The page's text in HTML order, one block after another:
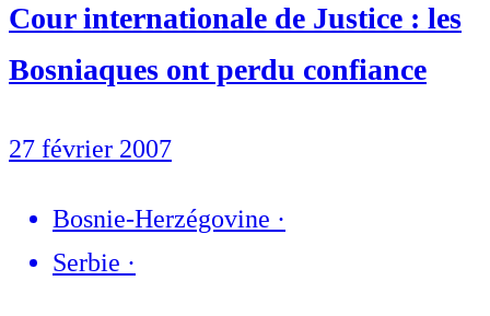
Cour internationale de Justice : les
Bosniaques ont perdu confiance
27 février 2007
Bosnie-Herzégovine ·
Serbie ·